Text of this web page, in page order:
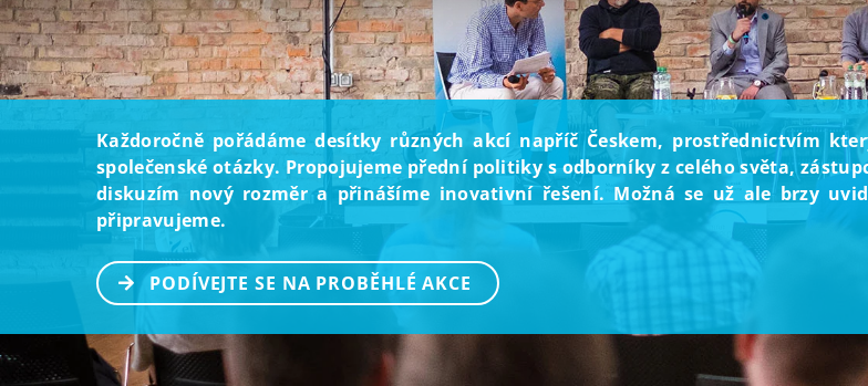
Každoročně pořádáme desítky různých akcí napříč Českem, prostřednictvím
společenské otázky. Propojujeme přední politiky s odborníky z celého světa,
diskuzím nový rozměr a přinášíme inovativní řešení. Možná se už ale brzy
připravujeme.
PODÍVEJTE SE NA PROBĚHLÉ AKCE